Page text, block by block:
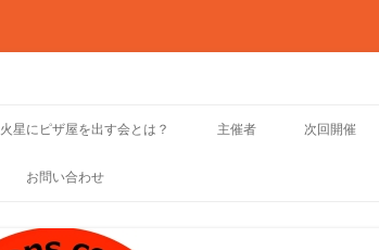
火星にピザ屋を出す会とは？ 主催者 次回開催
お問い合わせ